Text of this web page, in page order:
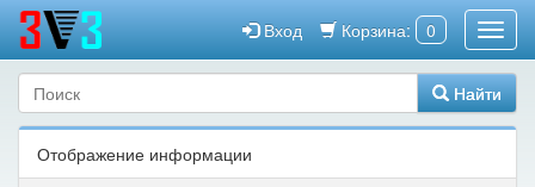
Корзина: 0
Вход
Найти
Отображение информации